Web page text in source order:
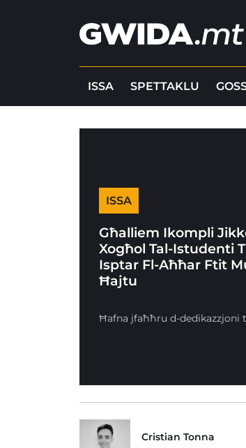
ISSA SPETTAKLU
ISSA
Għalliem Ikompli
Xogħol Tal-Istudenti
Isptar Fl-Aħħar Ftit
Ħajtu
Ħafna jfaħħru d-dedikazzjoni
Cristian Tonna